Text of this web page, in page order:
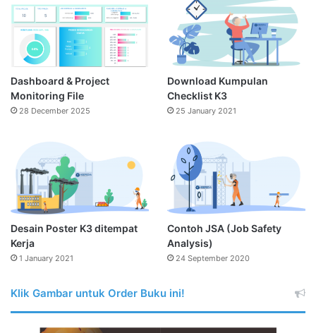
Dashboard & Project
Monitoring File
28 December 2025
Download Kumpulan
Checklist K3
25 January 2021
Desain Poster K3 ditempat
Kerja
1 January 2021
Contoh JSA (Job Safety
Analysis)
24 September 2020
Klik Gambar untuk Order Buku ini!